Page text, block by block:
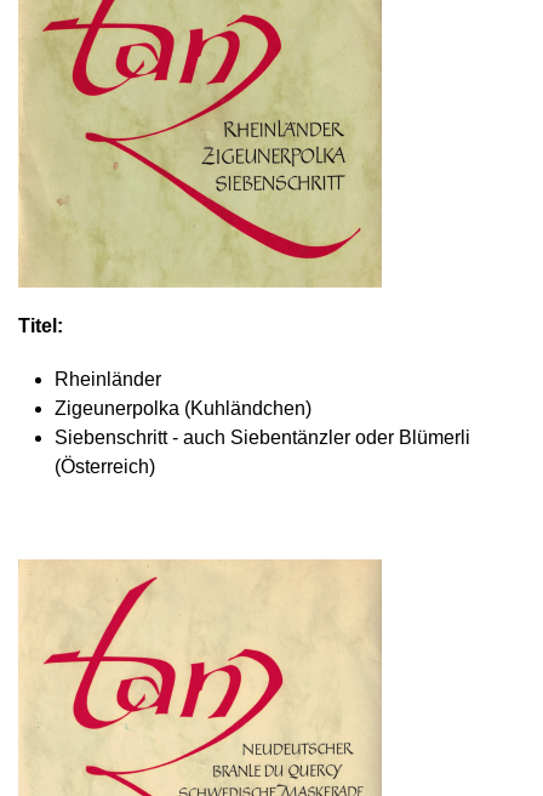
Titel:
Rheinländer
Zigeunerpolka (Kuhländchen)
Siebenschritt - auch Siebentänzler oder Blümerli
(Österreich)